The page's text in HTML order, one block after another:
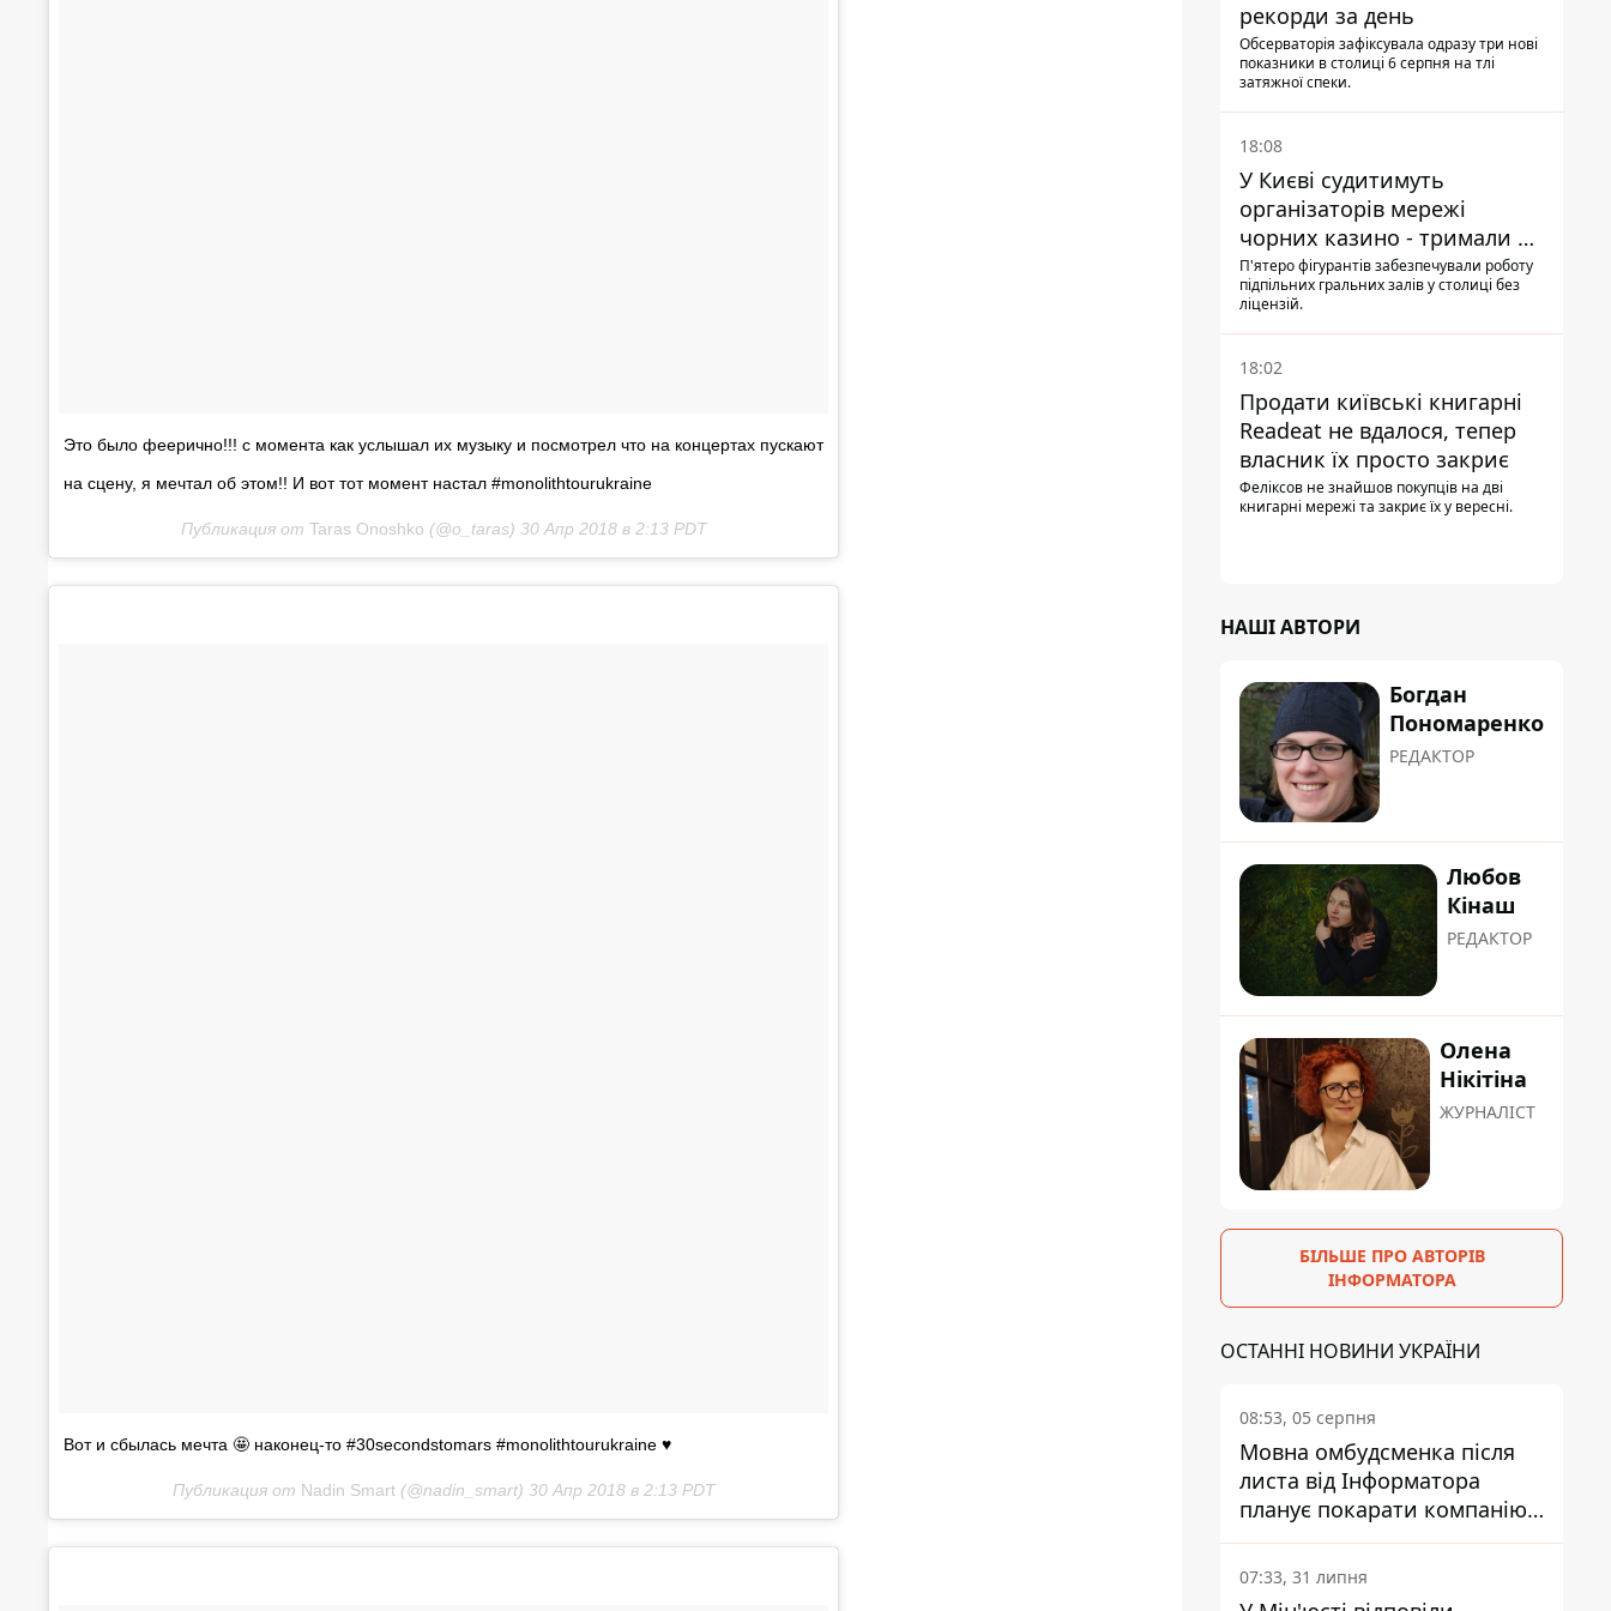
Это было феерично!!! с момента как услышал их музыку и посмотрел что на концертах пускают
на сцену, я мечтал об этом!! И вот тот момент настал #monolithtourukraine
Публикация от Taras Onoshko (@o_taras) 30 Апр 2018 в 2:13 PDT
Вот и сбылась мечта 🤩 наконец-то #30secondstomars #monolithtourukraine ♥
Публикация от Nadin Smart(@nadin_smart) 30 Апр 2018 в 2:13 PDT
рекорди за день
Обсерваторія зафіксувала одразу три нові
показники в столиці 6 серпня на тлі
затяжної спеки.
18:08
У Києві судитимуть
організаторів мережі
чорних казино - тримали 39
закладів
П'ятеро фігурантів забезпечували роботу
підпільних гральних залів у столиці без
ліцензій.
18:02
Продати київські книгарні
Readeat не вдалося, тепер
власник їх просто закриє
Феліксов не знайшов покупців на дві
книгарні мережі та закриє їх у вересні.
НАШІ АВТОРИ
Богдан
Пономаренко
РЕДАКТОР
Любов
Кінаш
РЕДАКТОР
Олена
Нікітіна
ЖУРНАЛІСТ
БІЛЬШЕ ПРО АВТОРІВ
ІНФОРМАТОРА
ОСТАННІ НОВИНИ УКРАЇНИ
08:53, 05 серпня
Мовна омбудсменка після
листа від Інформатора
планує покарати компанію-
підрядника ПриватБанку
07:33, 31 липня